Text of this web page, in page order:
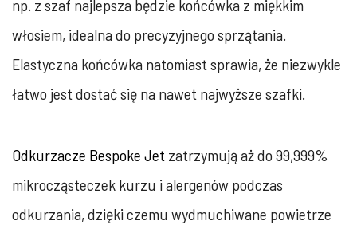
np. z szaf najlepsza będzie końcówka z miękkim
włosiem, idealna do precyzyjnego sprzątania.
Elastyczna końcówka natomiast sprawia, że niezwykle
łatwo jest dostać się na nawet najwyższe szafki.
Odkurzacze Bespoke Jet zatrzymują aż do 99,999%
mikrocząsteczek kurzu i alergenów podczas
odkurzania, dzięki czemu wydmuchiwane powietrze